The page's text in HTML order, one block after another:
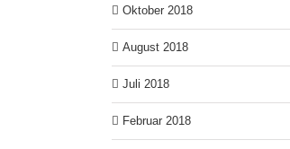
Oktober 2018
August 2018
Juli 2018
Februar 2018